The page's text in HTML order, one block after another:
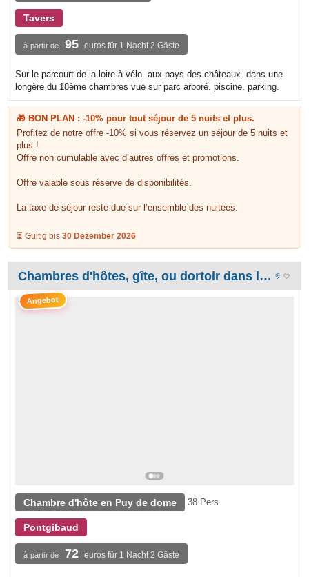
Tavers
à partir de 95 euros für 1 Nacht 2 Gäste
Sur le parcourt de la loire à vélo. aux pays des châteaux. dans une
longère du 18ème chambres vue sur parc arboré. piscine. parking.
🎁 BON PLAN : -10% pour tout séjour de 5 nuits et plus.
Profitez de notre offre -10% si vous réservez un séjour de 5 nuits et
plus !
Offre non cumulable avec d’autres offres et promotions.
Offre valable sous réserve de disponibilités.
La taxe de séjour reste due sur l’ensemble des nuitées.
⏳ Gültig bis30 Dezember 2026
Angebot
Chambres d'hôtes, gîte, ou dortoir dans la chaîne des volcans du Puy de Dôme.
Chambre d'hôte en Puy de dome 38 Pers.
Pontgibaud
à partir de 72 euros für 1 Nacht 2 Gäste